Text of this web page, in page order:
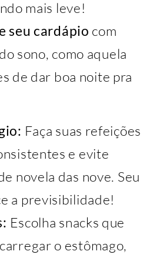
mais leve!
seu cardápio com
sono, como aquela
de dar boa noite pra
Faça suas refeições
e evite
novela das nove. Seu
a previsibilidade!
Escolha snacks que
o estômago,